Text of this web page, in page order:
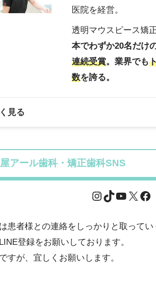
医院を経営。
透明マウスピース矯
本でわずか20名だけ
連続受賞。業界でも
数を誇る。
見る
アール歯科・矯正歯科SNS
患者様との連絡をしっかりと取ってい
登録をお願いしております。
すが、宜しくお願いします。